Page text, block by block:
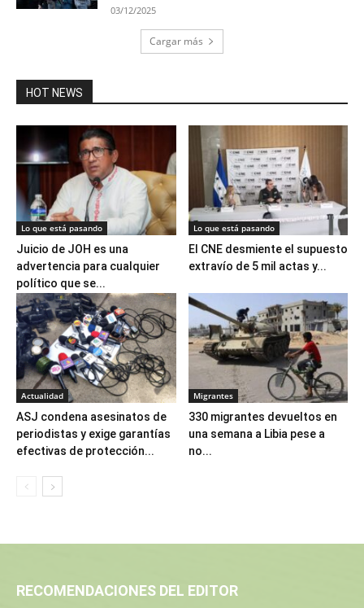
03/12/2025
Cargar más
HOT NEWS
Lo que está pasando
Juicio de JOH es una
advertencia para cualquier
político que se...
Lo que está pasando
El CNE desmiente el supuesto
extravío de 5 mil actas y...
Actualidad
ASJ condena asesinatos de
periodistas y exige garantías
efectivas de protección...
Migrantes
330 migrantes devueltos en
una semana a Libia pese a
no...
RECOMENDACIONES DEL EDITOR